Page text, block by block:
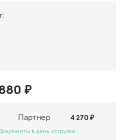
₽
Партнер 4 270 ₽
в день отгрузки.